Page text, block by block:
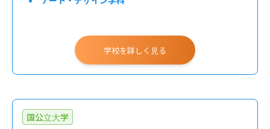
学校を詳しく見る
国公立大学